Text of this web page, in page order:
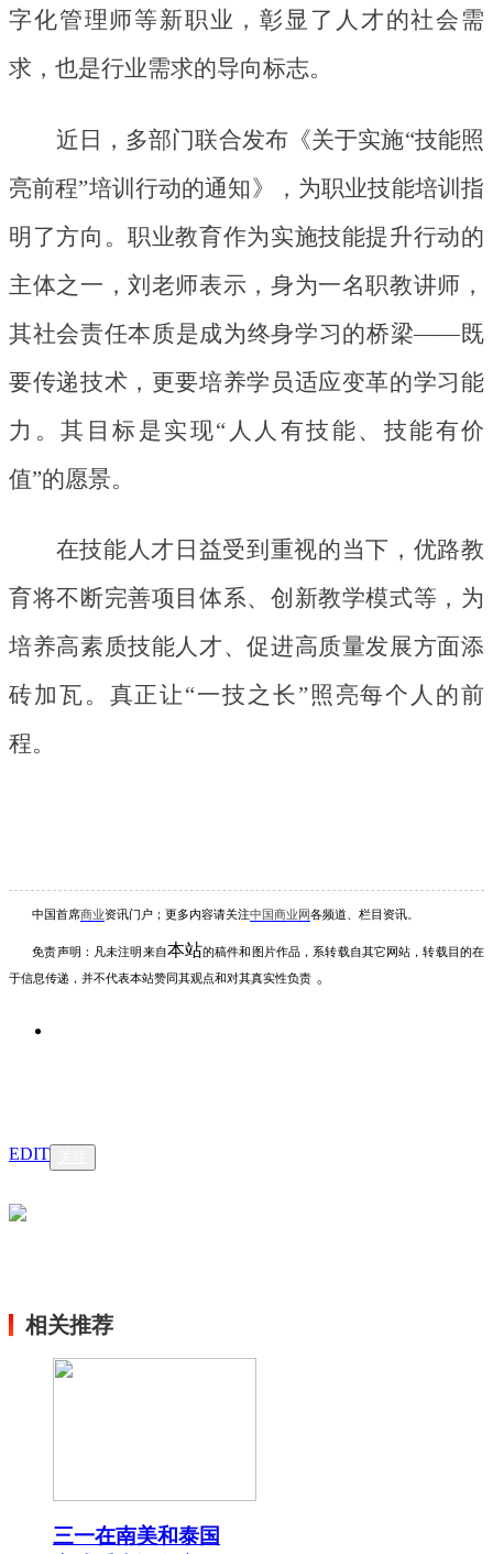
字化管理师等新职业，彰显了人才的社会需
求，也是行业需求的导向标志。
近日，多部门联合发布《关于实施“技能照
亮前程”培训行动的通知》，为职业技能培训指
明了方向。职业教育作为实施技能提升行动的
主体之一，刘老师表示，身为一名职教讲师，
其社会责任本质是成为终身学习的桥梁——既
要传递技术，更要培养学员适应变革的学习能
力。其目标是实现“人人有技能、技能有价
值”的愿景。
在技能人才日益受到重视的当下，优路教
育将不断完善项目体系、创新教学模式等，为
培养高素质技能人才、促进高质量发展方面添
砖加瓦。真正让“一技之长”照亮每个人的前
程。
中国首席商业资讯 门户；更多内容请关注中国商业网各频道、栏目资讯。
免责声明：凡未注明 来自本站的稿件和图片作品，系转载自其它网站，转载目的在
于信息传递，并不代表本站赞同其观点和对其真实性负责 。
EDIT
相关推荐
三一在南美和泰国